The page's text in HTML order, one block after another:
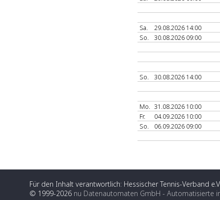
Sa.
29.08.2026 14:00
So.
30.08.2026 09:00
So. 30.08.2026 14:00
Mo. 31.08.2026 10:00
Fr.
04.09.2026 10:00
So.
06.09.2026 09:00
Für den Inhalt verantwortlich: Hessischer Tennis-Verband
© 1999-2026 nu Datenautomaten GmbH - Automatisierte